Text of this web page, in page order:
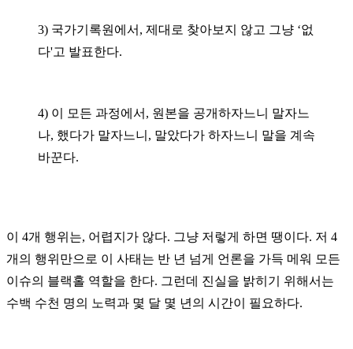
3) 국가기록원에서 , 제대로 찾아보지 않고 그냥 ‘없
다'고 발표한다.
4) 이 모든 과정에서 , 원본을 공개하자느니 말자느
나, 했다가 말자느니 , 말았다가 하자느니 말을 계속
바꾼다.
이 4개 행위는, 어렵지가 않다. 그냥 저렇게 하면 땡이다. 저 4
개의 행위만으로 이 사태는 반 년 넘게 언론을 가득 메워 모든
이슈의 블랙홀 역할을 한다. 그런데 진실을 밝히기 위해서는
수백 수천 명의 노력과 몇 달 몇 년의 시간이 필요하다.